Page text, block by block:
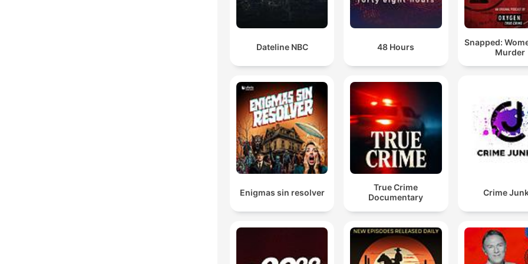
00:21:07 · Lilian beskriver den psykologiska chockreaktionen
känslan av att stänga av sina funktioner efter att ha fått
beskedet om sonens död.
på Christer och bara några år efter att han kom ut
han själv mördad.
00:47:45 · Berättelsen om den misstänkte 17-åringens öde
hans koppling till våldet.
Jag har två frågor kvar, det är vem och varför.
00:53:09 · Lilians drivkraft för att få mordet på hennes son
Dateline NBC 48 Hours
Snapped:
Murder
Enigmas sin resolver
True Crime
Documentary
Crime